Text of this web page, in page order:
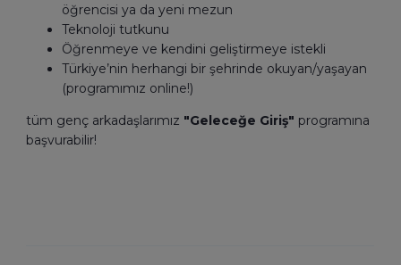
öğrencisi ya da yeni mezun
Teknoloji tutkunu
Öğrenmeye ve kendini geliştirmeye istekli
Türkiye’nin herhangi bir şehrinde okuyan/yaşayan
(programımız online!)
tüm genç arkadaşlarımız "Geleceğe Giriş" programına
başvurabilir!